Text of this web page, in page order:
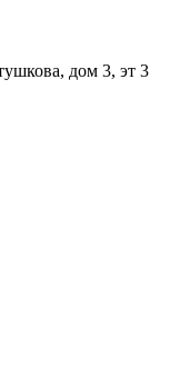
дом 3, эт 3